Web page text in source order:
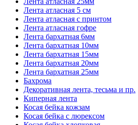
Лента атласная 5 см
Лента атласная с принтом
Лента атласная гофре
Лента бархатная 6мм
Лента бархатная 10мм
Лента бархатная 15мм
Лента бархатная 20мм
Лента бархатная 25мм
Бахрома
Декоративная лента, тесьма и пр.
Киперная лента
Косая бейка кожзам
Косая бейка с люрексом